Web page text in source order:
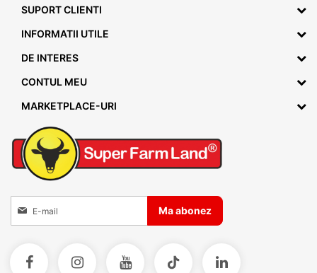
SUPORT CLIENTI
INFORMATII UTILE
DE INTERES
CONTUL MEU
MARKETPLACE-URI
Inscrieti-va la Buletinele noastre informative
Ma abonez